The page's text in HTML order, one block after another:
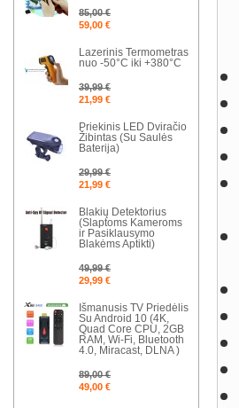
85,00 €
59,00 €
Lazerinis Termometras
nuo -50°C iki +380°C
39,99 €
21,99 €
Priekinis LED Dviračio
Žibintas (Su Saulės
Baterija)
29,99 €
21,99 €
Blakių Detektorius
(Slaptoms Kameroms
ir Pasiklausymo
Blakėms Aptikti)
49,99 €
29,99 €
Išmanusis TV Priedėlis
Su Android 10 (4K,
Quad Core CPU, 2GB
RAM, Wi-Fi, Bluetooth
4.0, Miracast, DLNA )
89,00 €
49,00 €